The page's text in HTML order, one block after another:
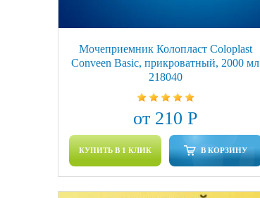
Мочеприемник Колопласт Coloplast
Conveen Basic, прикроватный, 2000 мл
218040
от 210 Р
КУПИТЬ В 1 КЛИК В КОРЗИНУ